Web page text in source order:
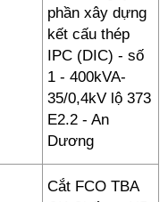
phần xây dựng
kết cấu thép
IPC (DIC) - số
1 - 400kVA-
35/0,4kV lộ 373
E2.2 - An
Dương
Cắt FCO TBA